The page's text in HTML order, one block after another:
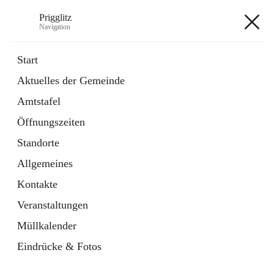
Prigglitz
Navigation
Start
Aktuelles der Gemeinde
Amtstafel
Öffnungszeiten
Standorte
Allgemeines
Kontakte
Veranstaltungen
Müllkalender
Eindrücke & Fotos
Externe Webseite
in
Tab
Gemeindezeitung
Ordner
öffnet
in
neuem
Tab